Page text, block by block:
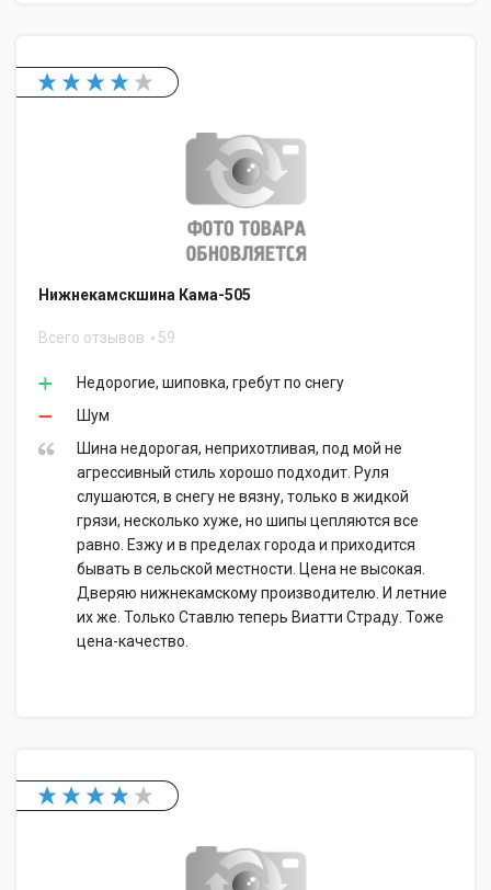
Нижнекамскшина Кама-505
Всего отзывов 59
Недорогие, шиповка, гребут по снегу
Шум
Шина недорогая, неприхотливая, под мой не
агрессивный стиль хорошо подходит. Руля
слушаются, в снегу не вязну, только в жидкой
грязи, несколько хуже, но шипы цепляются все
равно. Езжу и в пределах города и приходится
бывать в сельской местности. Цена не высокая.
Дверяю нижнекамскому производителю. И летние
их же. Только Ставлю теперь Виатти Страду. Тоже
цена-качество.